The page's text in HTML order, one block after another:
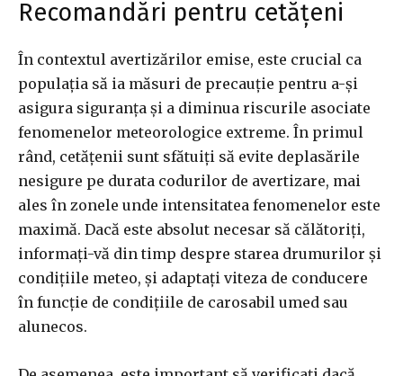
Recomandări pentru cetățeni
În contextul avertizărilor emise, este crucial ca
populația să ia măsuri de precauție pentru a-și
asigura siguranța și a diminua riscurile asociate
fenomenelor meteorologice extreme. În primul
rând, cetățenii sunt sfătuiți să evite deplasările
nesigure pe durata codurilor de avertizare, mai
ales în zonele unde intensitatea fenomenelor este
maximă. Dacă este absolut necesar să călătoriți,
informați-vă din timp despre starea drumurilor și
condițiile meteo, și adaptați viteza de conducere
în funcție de condițiile de carosabil umed sau
alunecos.